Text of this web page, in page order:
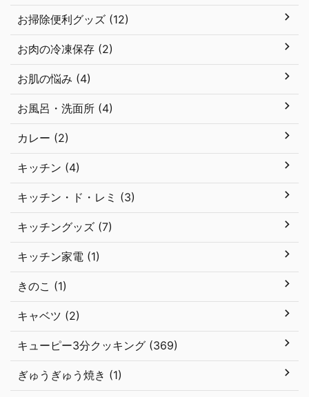
お掃除便利グッズ (12)
お肉の冷凍保存 (2)
お肌の悩み (4)
お風呂・洗面所 (4)
カレー (2)
キッチン (4)
キッチン・ド・レミ (3)
キッチングッズ (7)
キッチン家電 (1)
きのこ (1)
キャベツ (2)
キューピー3分クッキング (369)
ぎゅうぎゅう焼き (1)